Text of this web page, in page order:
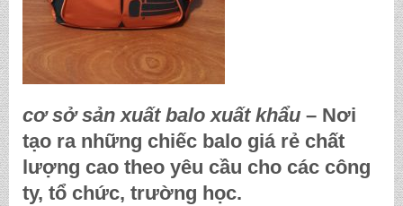
cơ sở sản xuất balo xuất khẩu – Nơi
tạo ra những chiếc balo giá rẻ chất
lượng cao theo yêu cầu cho các công
ty, tổ chức, trường học.